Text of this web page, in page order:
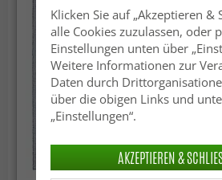
Klicken Sie auf „Akzeptieren &
alle Cookies zuzulassen, oder
Einstellungen unten über
Weitere Informationen zur
Daten durch
über die obigen Links und
„Einstellungen“.
AKZEPTIEREN &